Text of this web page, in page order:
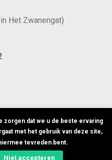
Het Zwanengat)
- Ontwikkeld door
B.V.
dat we u de beste ervaring
met het gebruik van deze site,
tevreden bent.
Niet accepteren